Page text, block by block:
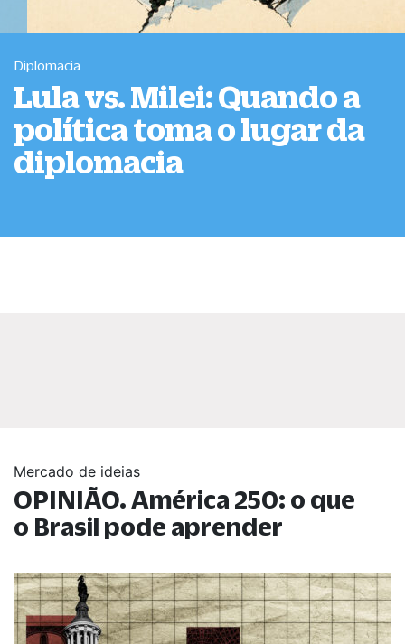
Diplomacia
Lula vs. Milei: Quando a
política toma o lugar da
diplomacia
Mercado de ideias
OPINIÃO. América 250: o que
o Brasil pode aprender